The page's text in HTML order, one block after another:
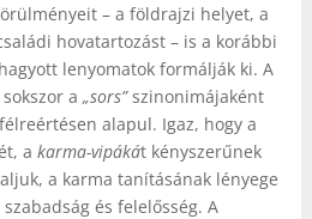
– a földrajzi helyet, a
hovatartozást – is a korábbi
lenyomatok formálják ki. A
a „sors”szinonimájaként
alapul. Igaz, hogy a
a karma-vipákát kényszerűnek
a karma tanításának lényege
és felelősség. A